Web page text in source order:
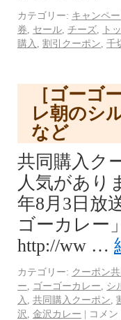
カテゴリー: キャンペ
券
セール チーズ ト
購入
割引クーポン 千
［ゴーゴ
レ朝のシ
など
共同購入ク
人気があり
年8月3日放
ゴーカレー
http://ww …
カテゴリー: クーポン
ー
ゴーゴーカレー シ
入
共同購入クーポン
沢
金沢カレー | コメ